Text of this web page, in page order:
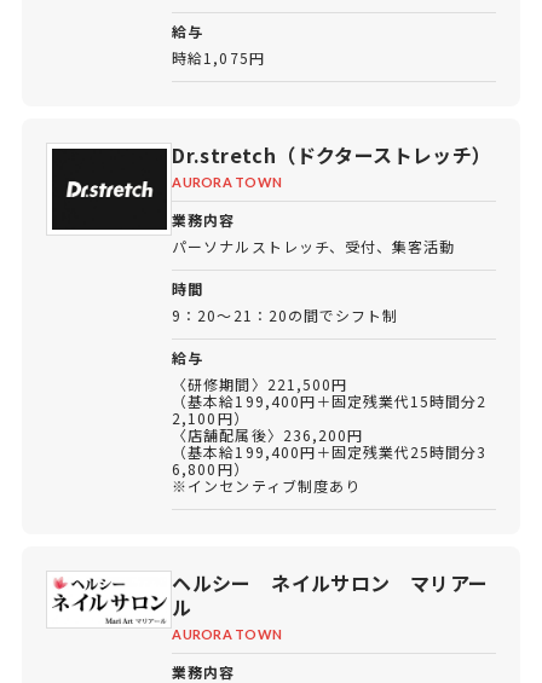
給与
時給1,075円
Dr.stretch（ドクターストレッチ）
AURORA TOWN
業務内容
パーソナルストレッチ、受付、集客活動
時間
9：20～21：20の間でシフト制
給与
〈研修期間〉221,500円
（基本給199,400円＋固定残業代15時間分2
2,100円）
〈店舗配属後〉236,200円
（基本給199,400円＋固定残業代25時間分3
6,800円）
※インセンティブ制度あり
ヘルシー ネイルサロン マリアー
ル
AURORA TOWN
業務内容